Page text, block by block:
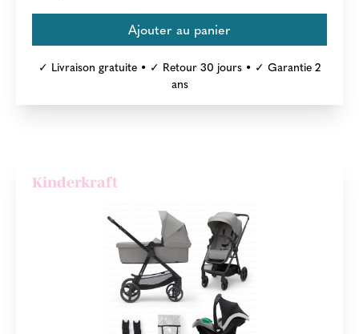
✓ Livraison gratuite • ✓ Retour 30 jours • ✓ Garantie 2
ans
Kinderkraft